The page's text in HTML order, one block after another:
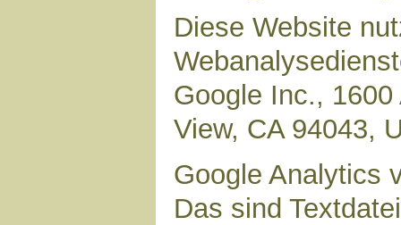
Diese Website
Google Inc.,
View, CA 94043,
Google Analytics
Das sind